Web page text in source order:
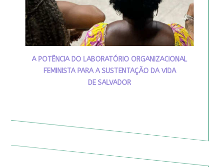
A POTÊNCIA DO LABORATÓRIO ORGANIZACIONAL
FEMINISTA PARA A SUSTENTAÇÃO DA VIDA
DE SALVADOR